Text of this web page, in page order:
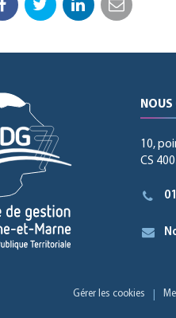
Facebook
TwitterLinkedIn
Email
NOUS
10,
CS
Gérer les cookies